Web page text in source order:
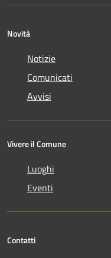
Novità
Notizie
Comunicati
Avvisi
Vivere il Comune
Luoghi
Eventi
Contatti